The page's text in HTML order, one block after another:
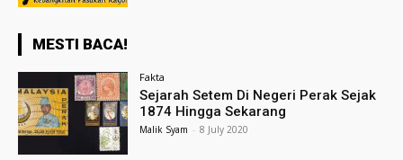
MESTI BACA!
Fakta
Sejarah Setem Di Negeri Perak Sejak
1874 Hingga Sekarang
Malik Syam - 8 July 2020